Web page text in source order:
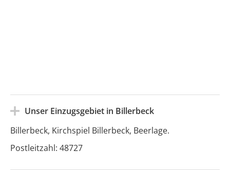
Unser Einzugsgebiet in Billerbeck
Billerbeck, Kirchspiel Billerbeck, Beerlage.
Postleitzahl: 48727